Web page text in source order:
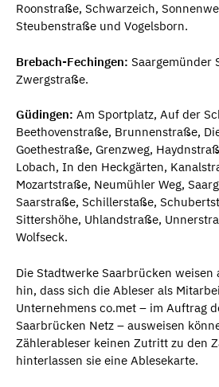
Roonstraße, Schwarzeich,
Steubenstraße und Vogelsborn.
Brebach-Fechingen: Saargemünder
Zwergstraße.
Güdingen: Am Sportplatz, Auf der
Beethovenstraße, Brunnenstraße,
Goethestraße, Grenzweg,
Lobach, In den Heckgärten,
Mozartstraße, Neumühler Weg,
Saarstraße, Schillerstaße,
Sittershöhe, Uhlandstraße,
Wolfseck.
Die Stadtwerke Saarbrücken
hin, dass sich die Ableser als
Unternehmens co.met – im Auftrag
Saarbrücken Netz – ausweisen
Zählerableser keinen Zutritt zu den
hinterlassen sie eine Ablesekarte.